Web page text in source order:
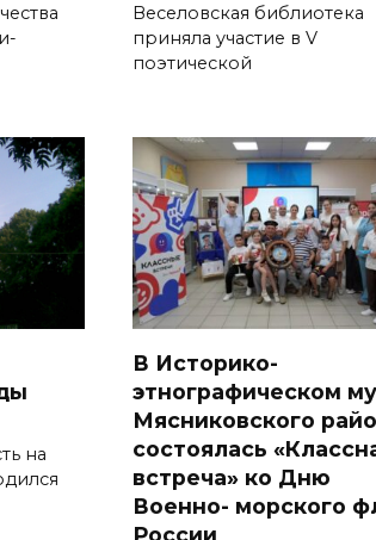
Веселовская библиотека
приняла участие в V
поэтической
на
В Историко-
этнографическом
Мясниковского
состоялась
встреча» ко Дню
Военно- морского
России